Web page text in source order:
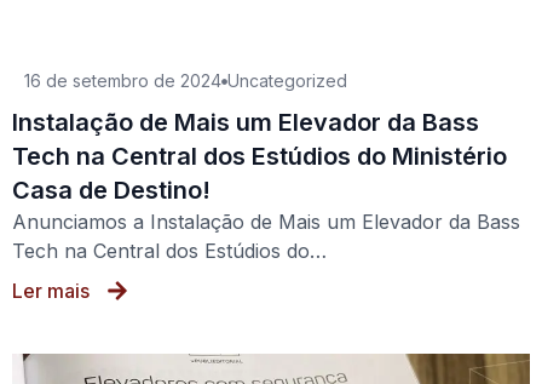
16 de setembro de 2024 Uncategorized
Instalação de Mais um Elevador da Bass
Tech na Central dos Estúdios do Ministério
Casa de Destino!
Anunciamos a Instalação de Mais um Elevador da Bass
Tech na Central dos Estúdios do…
Ler mais